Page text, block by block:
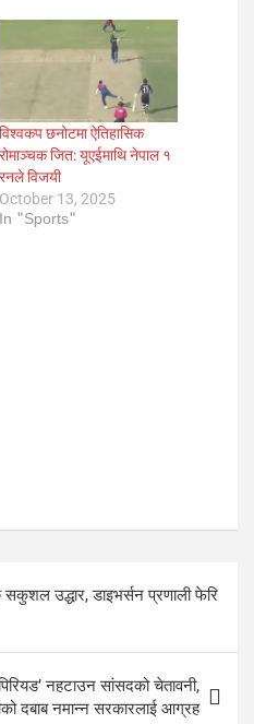
विश्वकप छनोटमा ऐतिहासिक
रोमाञ्चक जित: यूएईमाथि नेपाल १
रनले विजयी
October 13, 2025
In "Sports"
उद्धार, डाइभर्सन प्रणाली फेरि
नहटाउन सांसदको चेतावनी,
दबाब नमान्न सरकारलाई आग्रह